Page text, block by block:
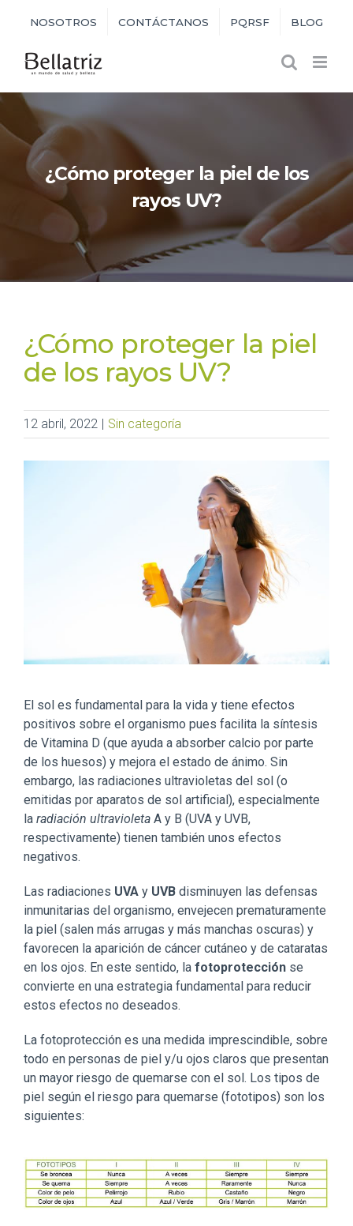
NOSOTROS CONTÁCTANOS PQRSF BLOG
¿Cómo proteger la piel de los
rayos UV?
¿Cómo proteger la piel
de los rayos UV?
12 abril, 2022 | Sin categoría
El sol es fundamental para la vida y tiene efectos
positivos sobre el organismo pues facilita la síntesis
de Vitamina D (que ayuda a absorber calcio por parte
de los huesos) y mejora el estado de ánimo. Sin
embargo, las radiaciones ultravioletas del sol (o
emitidas por aparatos de sol artificial), especialmente
la radiación ultravioletaA y B (UVA y UVB,
respectivamente) tienen también unos efectos
negativos.
Las radiaciones UVAy UVBdisminuyen las defensas
inmunitarias del organismo, envejecen prematuramente
la piel (salen más arrugas y más manchas oscuras) y
favorecen la aparición de cáncer cutáneo y de cataratas
en los ojos. En este sentido, la fotoprotecciónse
convierte en una estrategia fundamental para reducir
estos efectos no deseados.
La fotoprotección es una medida imprescindible, sobre
todo en personas de piel y/u ojos claros que presentan
un mayor riesgo de quemarse con el sol. Los tipos de
piel según el riesgo para quemarse (fototipos) son los
siguientes: